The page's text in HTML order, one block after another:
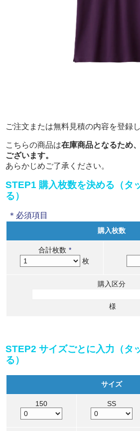
ご注文または無料見積の内容を登録
こちらの商品は在庫商品となるため
ございます。
あらかじめご了承ください。
STEP1 購入枚数を決める（タ
る）
＊必須項目
購入枚数
合計枚数 *
枚
購入区分
様
STEP2 サイズごとに入力（タ
る）
サイズ
150 SS